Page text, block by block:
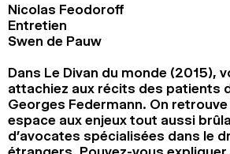
Nicolas Feodoroff
Entretien
Swen de Pauw
Dans Le Divan du monde (2015),
attachiez aux récits des patients
Georges Federmann. On
espace aux enjeux tout aussi
d’avocates spécialisées dans le